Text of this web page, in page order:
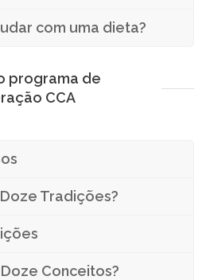
com uma dieta?
programa de
CCA
Tradições?
Conceitos?